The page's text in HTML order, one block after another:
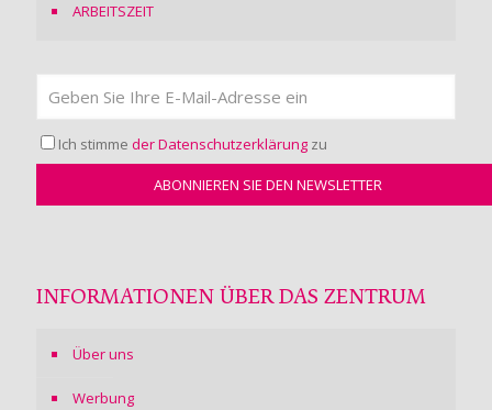
ARBEITSZEIT
Ich stimme der Datenschutzerklärung zu
INFORMATIONEN ÜBER DAS ZENTRUM
Über uns
Werbung